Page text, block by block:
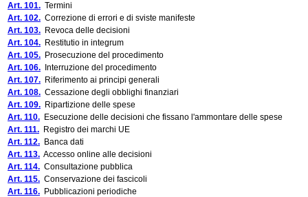
Art. 101. Termini
Art. 102. Correzione di errori e di sviste manifeste
Art. 103. Revoca delle decisioni
Art. 104. Restitutio in integrum
Art. 105. Prosecuzione del procedimento
Art. 106. Interruzione del procedimento
Art. 107. Riferimento ai principi generali
Art. 108. Cessazione degli obblighi finanziari
Art. 109. Ripartizione delle spese
Art. 110. Esecuzione delle decisioni che fissano l'ammontare delle spese
Art. 111. Registro dei marchi UE
Art. 112. Banca dati
Art. 113. Accesso online alle decisioni
Art. 114. Consultazione pubblica
Art. 115. Conservazione dei fascicoli
Art. 116. Pubblicazioni periodiche